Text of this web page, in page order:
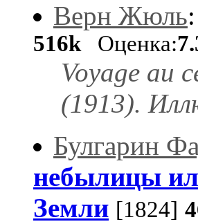
Верн Жюль:
516kОценка:
Voyage au
(1913).
Булгарин
небылицы
Земли [1824]